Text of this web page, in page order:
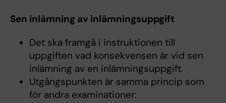
Sen inlämning av inlämningsuppgift
Det ska framgå i instruktionen till
uppgiften vad konsekvensen är vid sen
inlämning av en inlämningsuppgift.
Utgångspunkten är samma princip som
för andra examinationer: